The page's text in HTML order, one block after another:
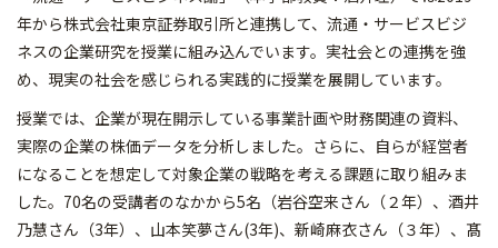
年から株式会社東京証券取引所と連携して、流通・サービスビジ
ネスの企業研究を授業に組み込んでいます。実社会との連携を強
め、現実の社会を感じられる実践的に授業を展開しています。
授業では、企業が現在開示している事業計画や財務関連の資料、
実際の企業の株価データを分析しました。さらに、自らが経営者
になることを想定して対象企業の戦略を考える課題に取り組みま
した。70名の受講者のなかから5名（岩谷空来さん（２年）、酒井
乃慧さん（3年）、山本笑夢さん(3年)、新崎麻衣さん（３年）、髙